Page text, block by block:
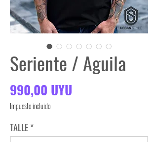
Seriente / Aguila
990,00 UYU
Impuesto incluido
TALLE*